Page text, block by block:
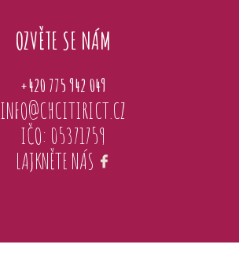
OZVĚTE SE NÁM
+420 775 942 049
INFO@CHCITIRICT.CZ
IČO: 05371759
LAJKNĚTE NÁS